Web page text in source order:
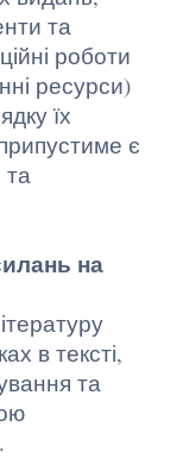
та
роботи
ресурси)
їх
є
та
на
в тексті,
та